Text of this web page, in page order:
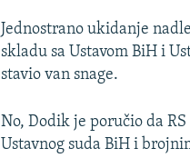
Jednostrano ukidanje
skladu sa Ustavom BiH i
stavio van snage.
No, Dodik je poručio da
Ustavnog suda BiH i